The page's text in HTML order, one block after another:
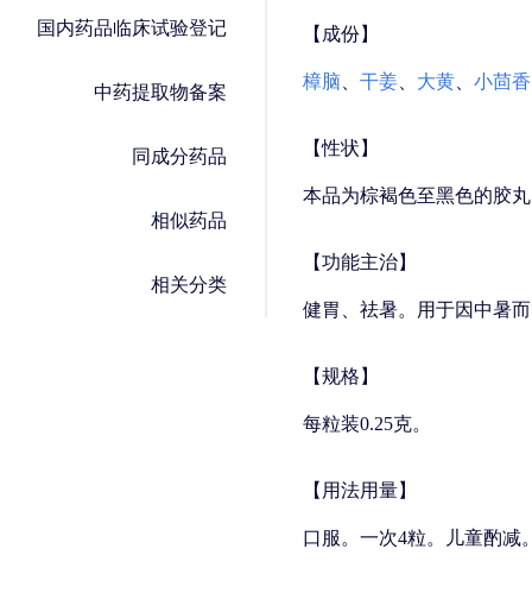
国内药品临床试验登记
中药提取物备案
同成分药品
相似药品
相关分类
【成份】
樟脑 干姜 大黄 小茴香
【性状】
本品为棕褐色至黑色的胶
【功能主治】
健胃、祛暑。用于因中暑
【规格】
每粒装0.25克。
【用法用量】
口服。一次4粒。儿童酌减